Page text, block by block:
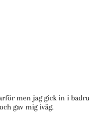
men jag gick in i
gav mig iväg.